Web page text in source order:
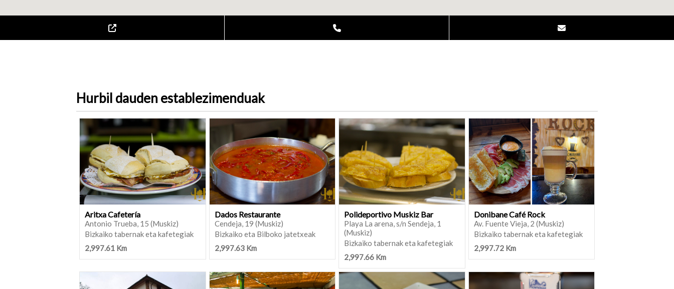
Hurbil dauden establezimenduak
Aritxa Cafetería
Antonio Trueba, 15 (Muskiz)
Bizkaiko tabernak eta kafetegiak
2,997.61 Km
Dados Restaurante
Cendeja, 19 (Muskiz)
Bizkaiko eta Bilboko jatetxeak
2,997.63 Km
Polideportivo Muskiz Bar
Playa La arena, s/n Sendeja, 1
(Muskiz)
Bizkaiko tabernak eta kafetegiak
2,997.66 Km
Donibane Café Rock
Av. Fuente Vieja, 2 (Muskiz)
Bizkaiko tabernak eta kafetegiak
2,997.72 Km